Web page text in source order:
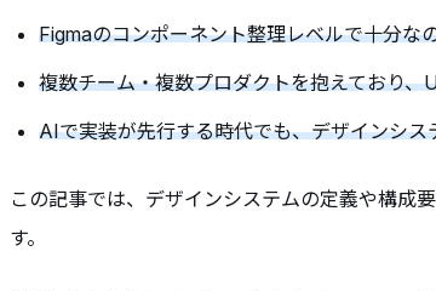
Figmaのコンポーネント整理レベルで十分な
複数チーム・複数プロダクトを抱えており
AIで実装が先行する時代でも、デザインシ
この記事では、デザインシステムの定義や構成
す。